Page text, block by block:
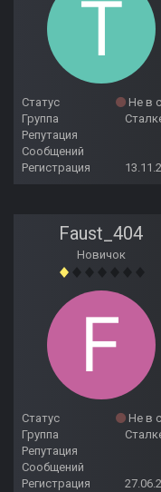
Статус
Не в
Группа
Репутация
Сообщений
Регистрация
Faust_404
Новичок
Статус
Не в
Группа
Репутация
Сообщений
Регистрация